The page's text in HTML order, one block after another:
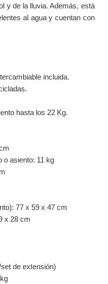
y de la lluvia. Además, está
al agua y cuentan con
incluida.
hasta los 22 Kg.
o asiento: 11 kg
77 x 59 x 47 cm
x 28 cm
de extensión)